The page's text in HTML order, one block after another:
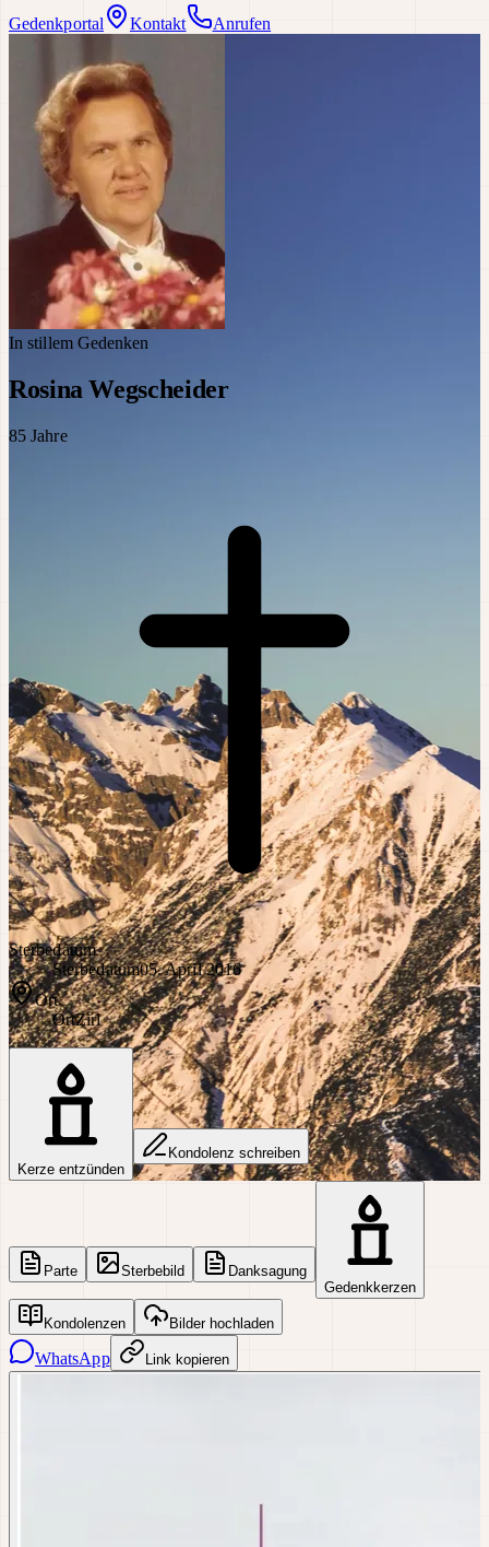
Gedenkportal Kontakt Anrufen
In stillem Gedenken
Rosina Wegscheider
85 Jahre
Sterbedatum
Sterbedatum05. April 2016
Ort
OrtZirl
Kerze entzünden
Kondolenz schreiben
Parte Sterbebild
Danksagung
Gedenkkerzen
Kondolenzen Bilder hochladen
WhatsApp Link kopieren